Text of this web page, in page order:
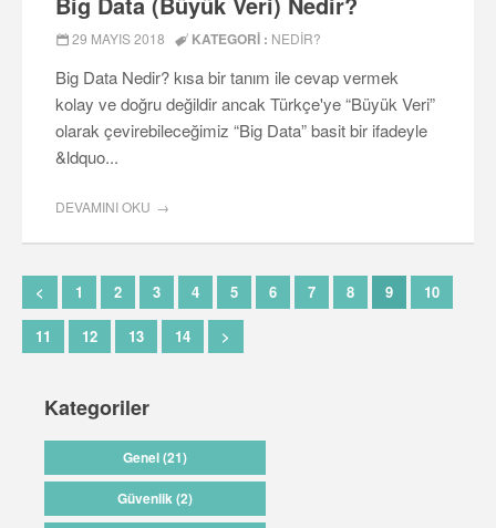
29 MAYIS 2018 KATEGORI : NEDIR?
Big Data Nedir? kısa bir tanım ile cevap vermek
kolay ve doğru değildir ancak Türkçe'ye “Büyük Veri”
olarak çevirebileceğimiz “Big Data” basit bir ifadeyle
&ldquo...
DEVAMINI OKU
< 1 2 3 4 5 6 7 8 9 10
11 12 13 14 >
Kategoriler
Genel (21)
Güvenlik (2)